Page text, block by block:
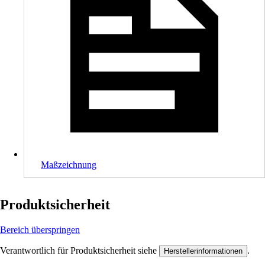
Maßzeichnung
Produktsicherheit
Bereich überspringen
Verantwortlich für Produktsicherheit siehe Herstellerinformationen .